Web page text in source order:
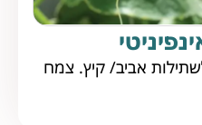
אביב/ קיץ. צמח